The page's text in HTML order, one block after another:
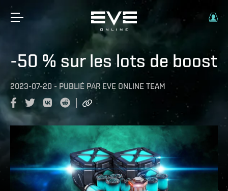
-50 % sur les lots de boost
2023-07-20 - PUBLIÉ PAR EVE ONLINE TEAM